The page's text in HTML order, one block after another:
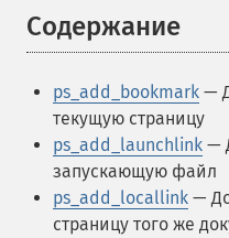
Содержание
ps_add_bookmark —
текущую страницу
ps_add_launchlink —
запускающую файл
ps_add_locallink —
страницу того же